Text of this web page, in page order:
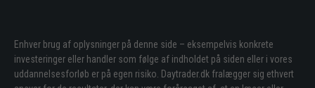
Enhver brug af oplysninger på denne side – eksempelvis konkrete
investeringer eller handler som følge af indholdet på siden eller i vores
uddannelsesforløb er på egen risiko. Daytrader.dk fralægger sig ethvert